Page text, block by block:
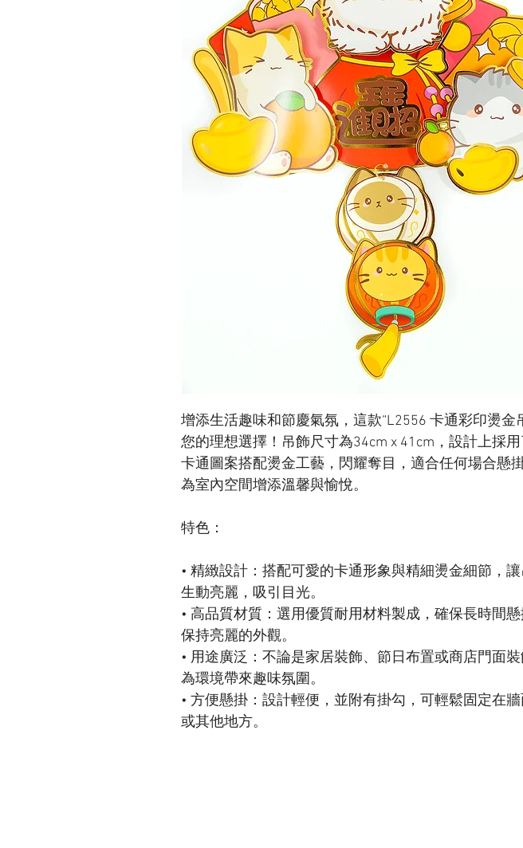
增添生活趣味和節慶氣氛，這款“L2556 卡通彩印燙金
您的理想選擇！吊飾尺寸為34cm x 41cm，設計上採
卡通圖案搭配燙金工藝，閃耀奪目，適合任何場合懸
為室內空間增添溫馨與愉悅。
特色：
• 精緻設計：搭配可愛的卡通形象與精細燙金細節，
生動亮麗，吸引目光。
• 高品質材質：選用優質耐用材料製成，確保長時間
保持亮麗的外觀。
• 用途廣泛：不論是家居裝飾、節日布置或商店門面裝
為環境帶來趣味氛圍。
• 方便懸掛：設計輕便，並附有掛勾，可輕鬆固定在
或其他地方。